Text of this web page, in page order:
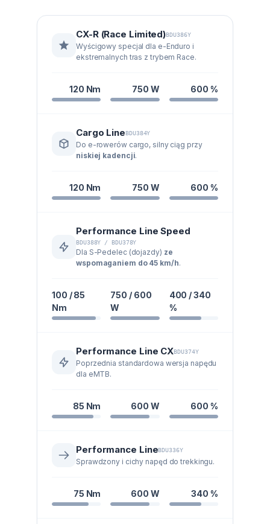
CX-R (Race Limited)BDU386Y
Wyścigowy specjal dla e-Enduro i
ekstremalnych tras z trybem Race.
120 Nm 750 W 600 %
Cargo LineBDU384Y
Do e-rowerów cargo, silny ciąg przy
niskiej kadencji.
120 Nm 750 W 600 %
Performance Line Speed
BDU388Y / BDU378Y
Dla S-Pedelec (dojazdy) ze
wspomaganiem do 45 km/h.
100 / 85
Nm
750 / 600
W
400 / 340
%
Performance Line CXBDU374Y
Poprzednia standardowa wersja napędu
dla eMTB.
85 Nm 600 W 600 %
Performance LineBDU336Y
Sprawdzony i cichy napęd do trekkingu.
75 Nm 600 W 340 %